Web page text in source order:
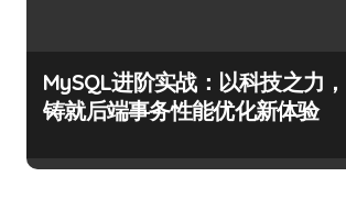
MySQL进阶实战：以科技之力，
铸就后端事务性能优化新体验